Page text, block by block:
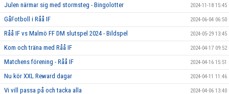
Julen närmar sig med stormsteg - Bingolotter 2024-11-18 15:45
GåFotboll i Råå IF 2024-06-04 06:50
Råå IF vs Malmö FF DM slutspel 2024 - Bildspel 2024-05-29 13:45
Kom och träna med Råå IF 2024-04-17 09:52
Matchens förening - Råå IF 2024-04-16 15:51
Nu kör XXL Reward dagar 2024-04-11 11:46
Vi vill passa på och tacka alla 2024-04-06 13:40